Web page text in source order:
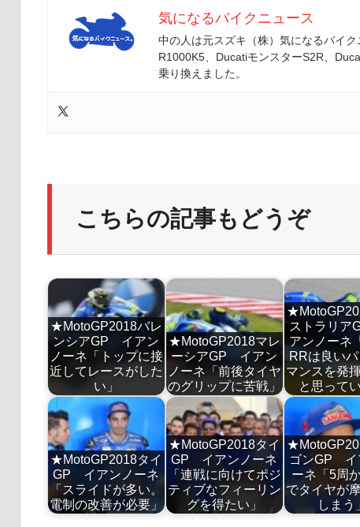
気になるバイクニュース
中の人は元スズキ（株）気になるバイ
R1000K5、DucatiモンスターS2R、
乗り換えました。
こちらの記事もどうぞ
★MotoGP2018バレ
ンシアGP イアン
ノーネ「トップに接
近してレースがした
い」
★MotoGP2018マレ
ーシアGP イアン
ノーネ「前後タイヤ
のグリップに苦戦」
ストラリ
アンノーネ
RRは良い
マンスを発
と思ってい
★MotoGP2018タイ
GP イアンノーネ
「スライドが多い。
電制の改善が必要」
★MotoGP2018タイ
GP イアンノーネ
「連戦に向けてポジ
ティブなフィーリン
グを得たい」
ゴンGP イ
ーネ「5周
でタイヤが
しまう」